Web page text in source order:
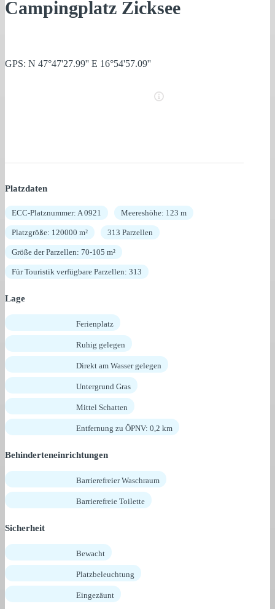
Campingplatz Zicksee
GPS: N 47°47'27.99'' E 16°54'57.09''
Platzdaten
ECC-Platznummer: A 0921 Meereshöhe: 123 m
Platzgröße: 120000 m² 313 Parzellen
Größe der Parzellen: 70-105 m²
Für Touristik verfügbare Parzellen: 313
Lage
Ferienplatz
Ruhig gelegen
Direkt am Wasser gelegen
Untergrund Gras
Mittel Schatten
Entfernung zu ÖPNV: 0,2 km
Behinderteneinrichtungen
Barrierefreier Waschraum
Barrierefreie Toilette
Sicherheit
Bewacht
Platzbeleuchtung
Eingezäunt